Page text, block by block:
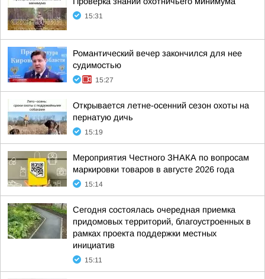
15:31
Романтический вечер закончился для нее
судимостью
15:27
Открывается летне-осенний сезон охоты на
пернатую дичь
15:19
Мероприятия Честного ЗНАКА по вопросам
маркировки товаров в августе 2026 года
15:14
Сегодня состоялась очередная приемка
придомовых территорий, благоустроенных в
рамках проекта поддержки местных
инициатив
15:11